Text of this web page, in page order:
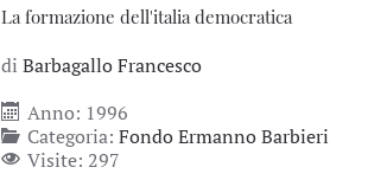
La formazione dell'italia democratica
di Barbagallo Francesco
Anno: 1996
Categoria: Fondo Ermanno Barbieri
Visite: 297